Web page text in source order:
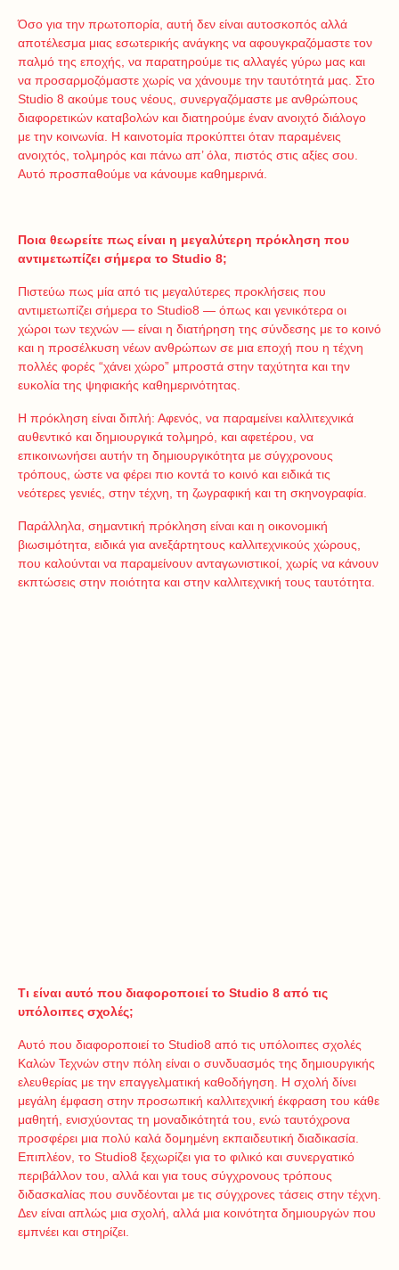
Όσο για την πρωτοπορία, αυτή δεν είναι αυτοσκοπός αλλά
αποτέλεσμα μιας εσωτερικής ανάγκης να αφουγκραζόμαστε τον
παλμό της εποχής, να παρατηρούμε τις αλλαγές γύρω μας και
να προσαρμοζόμαστε χωρίς να χάνουμε την ταυτότητά μας. Στο
Studio 8 ακούμε τους νέους, συνεργαζόμαστε με ανθρώπους
διαφορετικών καταβολών και διατηρούμε έναν ανοιχτό διάλογο
με την κοινωνία. Η καινοτομία προκύπτει όταν παραμένεις
ανοιχτός, τολμηρός και πάνω απ’ όλα, πιστός στις αξίες σου.
Αυτό προσπαθούμε να κάνουμε καθημερινά.
Ποια θεωρείτε πως είναι η μεγαλύτερη πρόκληση που
αντιμετωπίζει σήμερα το Studio 8;
Πιστεύω πως μία από τις μεγαλύτερες προκλήσεις που
αντιμετωπίζει σήμερα το Studio8 — όπως και γενικότερα οι
χώροι των τεχνών — είναι η διατήρηση της σύνδεσης με το κοινό
και η προσέλκυση νέων ανθρώπων σε μια εποχή που η τέχνη
πολλές φορές “χάνει χώρο” μπροστά στην ταχύτητα και την
ευκολία της ψηφιακής καθημερινότητας.
Η πρόκληση είναι διπλή: Αφενός, να παραμείνει καλλιτεχνικά
αυθεντικό και δημιουργικά τολμηρό, και αφετέρου, να
επικοινωνήσει αυτήν τη δημιουργικότητα με σύγχρονους
τρόπους, ώστε να φέρει πιο κοντά το κοινό και ειδικά τις
νεότερες γενιές, στην τέχνη, τη ζωγραφική και τη σκηνογραφία.
Παράλληλα, σημαντική πρόκληση είναι και η οικονομική
βιωσιμότητα, ειδικά για ανεξάρτητους καλλιτεχνικούς χώρους,
που καλούνται να παραμείνουν ανταγωνιστικοί, χωρίς να κάνουν
εκπτώσεις στην ποιότητα και στην καλλιτεχνική τους ταυτότητα.
Τι είναι αυτό που διαφοροποιεί το Studio 8 από τις
υπόλοιπες σχολές;
Αυτό που διαφοροποιεί το Studio8 από τις υπόλοιπες σχολές
Καλών Τεχνών στην πόλη είναι ο συνδυασμός της δημιουργικής
ελευθερίας με την επαγγελματική καθοδήγηση. Η σχολή δίνει
μεγάλη έμφαση στην προσωπική καλλιτεχνική έκφραση του κάθε
μαθητή, ενισχύοντας τη μοναδικότητά του, ενώ ταυτόχρονα
προσφέρει μια πολύ καλά δομημένη εκπαιδευτική διαδικασία.
Επιπλέον, το Studio8 ξεχωρίζει για το φιλικό και συνεργατικό
περιβάλλον του, αλλά και για τους σύγχρονους τρόπους
διδασκαλίας που συνδέονται με τις σύγχρονες τάσεις στην τέχνη.
Δεν είναι απλώς μια σχολή, αλλά μια κοινότητα δημιουργών που
εμπνέει και στηρίζει.